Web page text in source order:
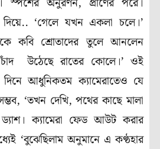
‘গেলে যখন একলা চলে।’
কবি শ্রোতাদের তুলে আনলেন
চাঁদ উঠেছে রাতের কোলে।’ওই
আধুনিকতম ক্যামেরাতেও যে
, ‘তখন দেখি,পথের কাছে মালা
ড্যাশ। ক্যামেরা ফেড আউট করার
‘বুঝেছিলাম অনুমানে এ কণ্ঠহার